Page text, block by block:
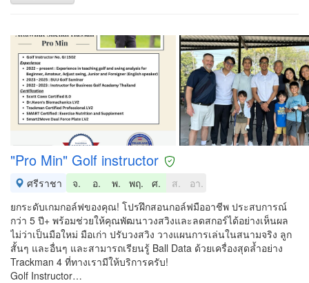
"Pro Min" Golf instructor
ศรีราชา จ. อ. พ. พฤ. ศ. ส.
อา.
ยกระดับเกมกอล์ฟของคุณ! โปรฝึกสอนกอล์ฟมืออาชีพ ประสบการณ์
กว่า 5 ปี+ พร้อมช่วยให้คุณพัฒนาวงสวิงและลดสกอร์ได้อย่างเห็นผล
ไม่ว่าเป็นมือใหม่ มือเก่า ปรับวงสวิง วางแผนการเล่นในสนามจริง ลูก
สั้นๆ และอื่นๆ และสามารถเรียนรู้ Ball Data ด้วยเครื่องสุดล้ำอย่าง
Trackman 4 ที่ทางเรามีให้บริการครับ!
Golf Instructor…